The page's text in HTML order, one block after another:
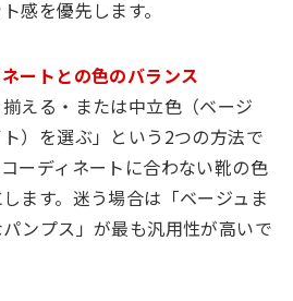
感を優先します。
ートとの色のバランス
える・または中立色（ベージ
）を選ぶ」という2つの方法で
ーディネートに合わない靴の色
ます。迷う場合は「ベージュま
ンプス」が最も汎用性が高いで